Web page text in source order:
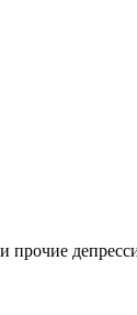
прочие